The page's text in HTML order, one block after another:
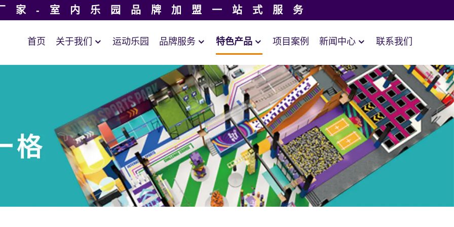
家-室内乐园品牌加盟一站式服务
首页 关于我们 运动乐园 品牌服务 特色产品 项目案例 新闻中心 联系我们